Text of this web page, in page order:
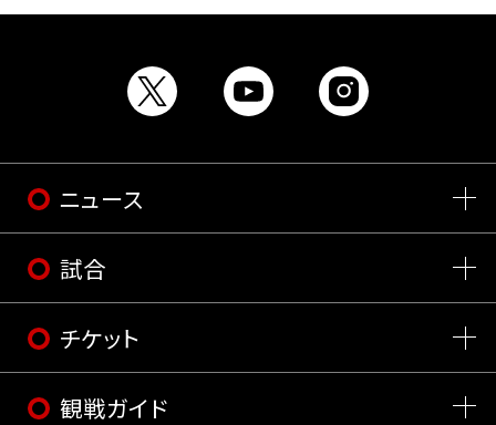
ニュース
試合
チケット
観戦ガイド